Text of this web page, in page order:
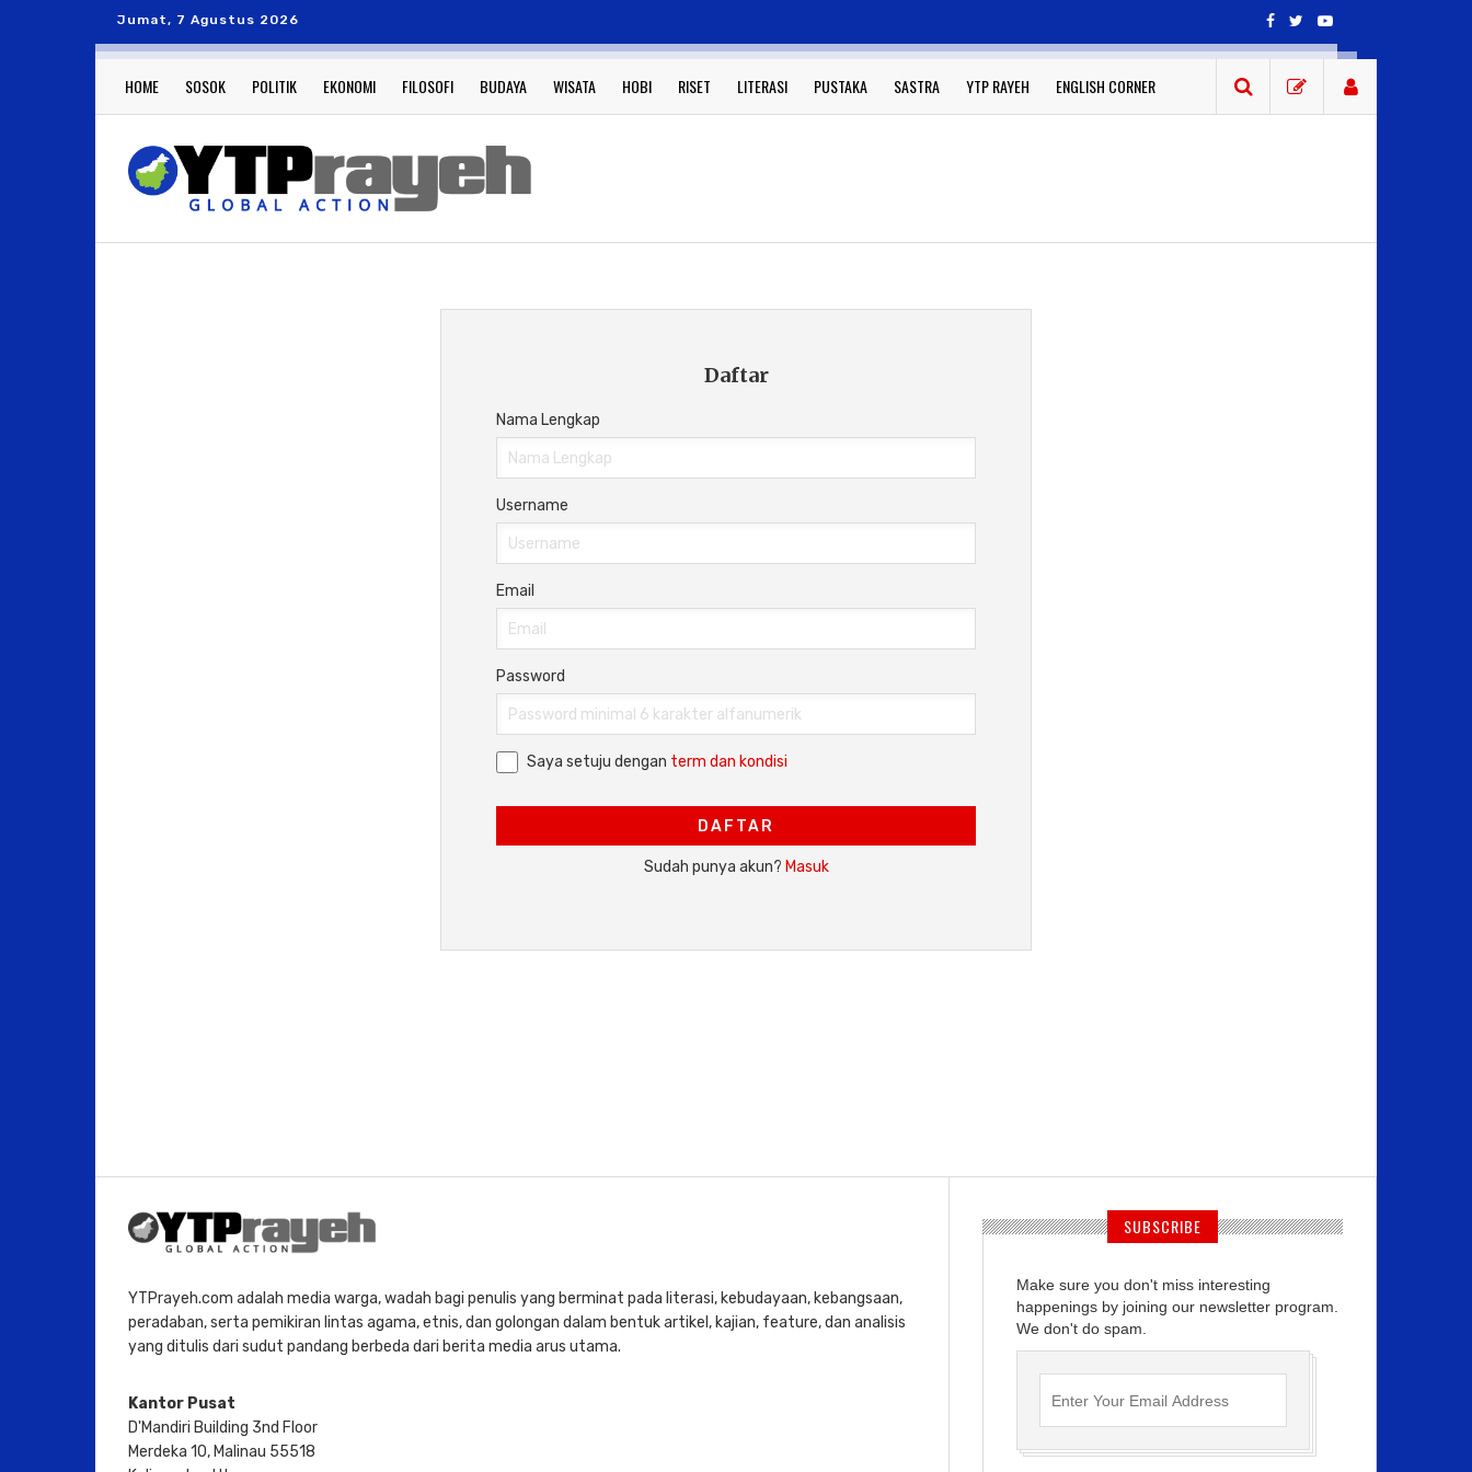
Jumat, 7 Agustus 2026
HOME SOSOK POLITIK EKONOMI FILOSOFI BUDAYA WISATA HOBI RISET LITERASI PUSTAKA SASTRA YTP RAYEH ENGLISH CORNER
Daftar
Nama Lengkap
Username
Email
Password
Saya setuju dengan term dan kondisi
DAFTAR
Sudah punya akun? Masuk
YTPrayeh.com adalah media warga, wadah bagi penulis yang berminat pada literasi, kebudayaan, kebangsaan,
peradaban, serta pemikiran lintas agama, etnis, dan golongan dalam bentuk artikel, kajian, feature, dan analisis
yang ditulis dari sudut pandang berbeda dari berita media arus utama.
Kantor Pusat
D'Mandiri Building 3nd Floor
Merdeka 10, Malinau 55518
SUBSCRIBE
Make sure you don't miss interesting
happenings by joining our newsletter program.
We don't do spam.